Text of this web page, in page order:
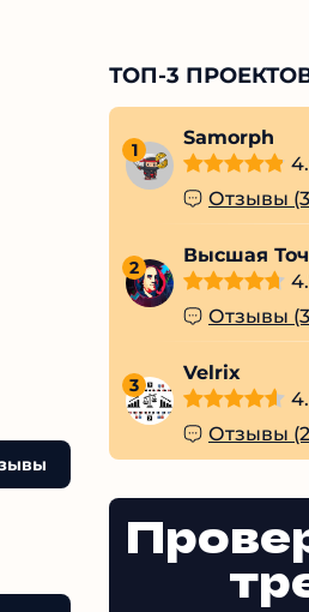
ТОП-3 ПРОЕКТОВ
Samorph
4.9
Отзывы
2
Высшая
4.7
Отзывы
3
Velrix
4.6
Отзывы